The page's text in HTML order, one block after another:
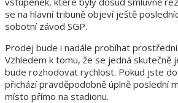
se na hlavní tribuně objeví ještě
sobotní závod SGP.
Prodej bude i nadále probíhat
Vzhledem k tomu, že se jedná skutečně
bude rozhodovat rychlost. Pokud jste
přichází pravděpodobně úplně poslední
místo přímo na stadionu.